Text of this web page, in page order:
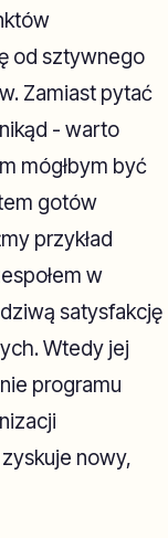
od sztywnego
Zamiast pytać
- warto
mógłbym być
gotów
przykład
w
satysfakcję
Wtedy jej
programu
nowy,